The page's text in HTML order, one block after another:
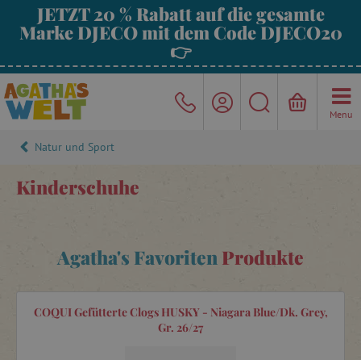
JETZT 20 % Rabatt auf die gesamte
Marke DJECO mit dem Code DJECO20
👉
Menu
Natur und Sport
Kinderschuhe
Agatha's Favoriten Produkte
COQUI Gefütterte Clogs HUSKY - Niagara Blue/Dk. Grey,
Gr. 26/27